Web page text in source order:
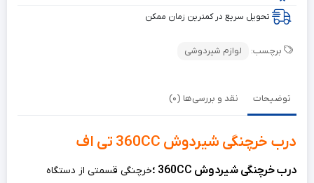
تحویل سریع در کمترین زمان ممکن
برچسب: لوازم شیردوشی
توضیحات نقد و بررسی‌ها (0)
درب خرچنگی شیردوش 360CC تی اف
درب خرچنگی شیردوش 360CC ؛ خرچنگی قسمتی از دستگاه